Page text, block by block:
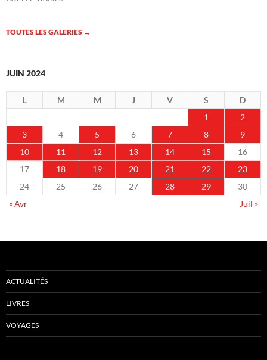
TOUTES LES GALERIES →
JUIN 2024
L M M J V S
D
1
2
3
4 5 6 7 8
9
10
11 12 13 14 15
16
17
18 19 20 21 22
23
24
25 26 27 28 29
30
« Avr
Juil »
ACTUALITÉS
LIVRES
VOYAGES